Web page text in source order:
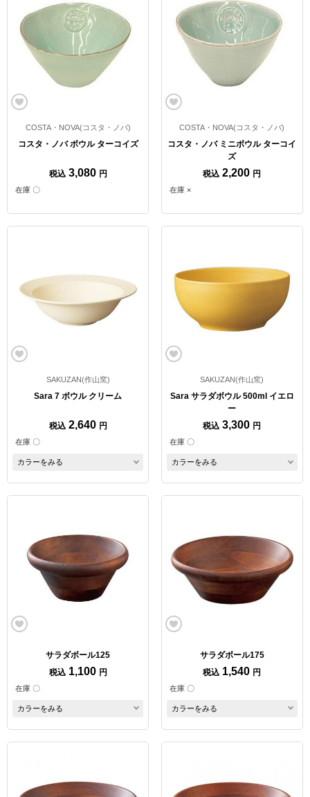
COSTA・NOVA(コスタ・ノバ)
コスタ・ノバ ボウル ターコイズ
税込 3,080 円
在庫 〇
COSTA・NOVA(コスタ・ノバ)
コスタ・ノバ ミニボウル ターコイ
ズ
税込 2,200 円
在庫 ×
SAKUZAN(作山窯)
Sara 7 ボウル クリーム
税込 2,640 円
在庫 〇
カラーをみる
SAKUZAN(作山窯)
Sara サラダボウル 500ml イエロ
ー
税込 3,300 円
在庫 〇
カラーをみる
サラダボール125
税込 1,100 円
在庫 〇
カラーをみる
サラダボール175
税込 1,540 円
在庫 〇
カラーをみる